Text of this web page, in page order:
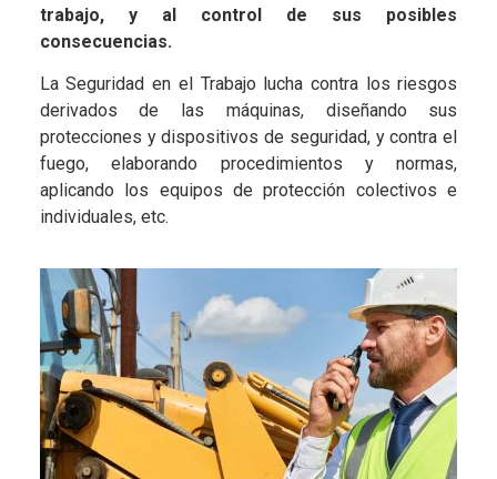
trabajo, y al control de sus posibles
consecuencias.
La Seguridad en el Trabajo lucha contra los riesgos
derivados de las máquinas, diseñando sus
protecciones y dispositivos de seguridad, y contra el
fuego, elaborando procedimientos y normas,
aplicando los equipos de protección colectivos e
individuales, etc.